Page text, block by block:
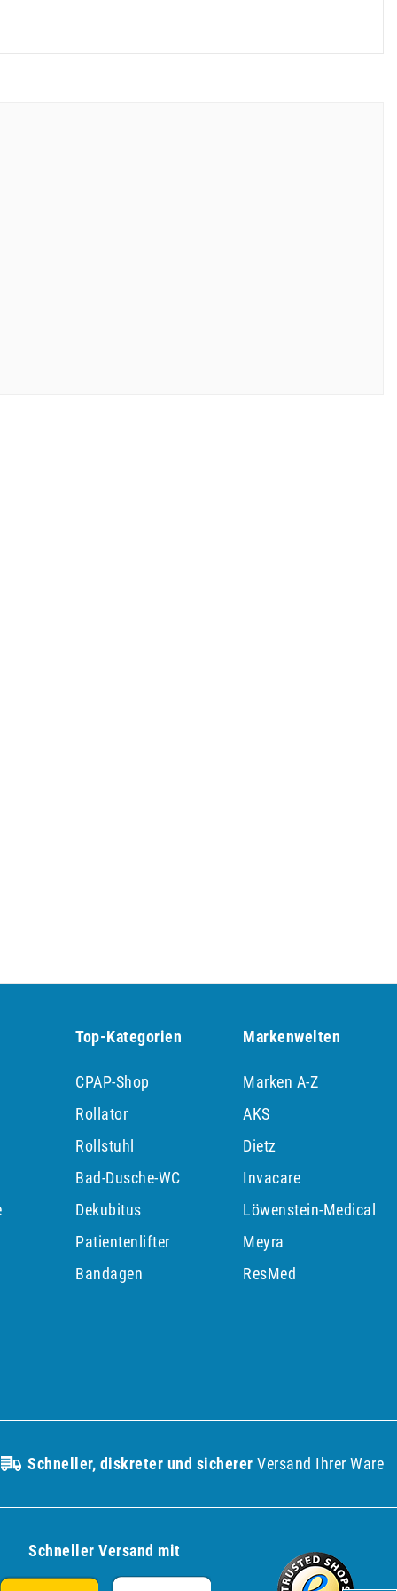
Top-Kategorien
CPAP-Shop
Rollator
Rollstuhl
Bad-Dusche-WC
Dekubitus
Patientenlifter
Bandagen
Markenwelten
Marken A-Z
AKS
Dietz
Invacare
Löwenstein-Medical
Meyra
ResMed
Schneller, diskreter und sicherer Versand Ihrer Ware
Schneller Versand mit